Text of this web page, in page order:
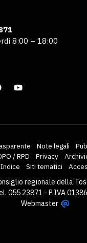
8:00 – 18:00
Note legali
/ RPD Privacy
Indice Siti tematici
regionale della
055 23871 - P.IVA
Webmaster